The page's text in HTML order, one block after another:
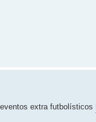
extra futbolísticos